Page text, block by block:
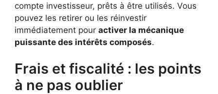
compte investisseur, prêts à être utilisés. Vous
pouvez les retirer ou les réinvestir
immédiatement pour activer la mécanique
puissante des intérêts composés.
Frais et fiscalité : les points
à ne pas oublier